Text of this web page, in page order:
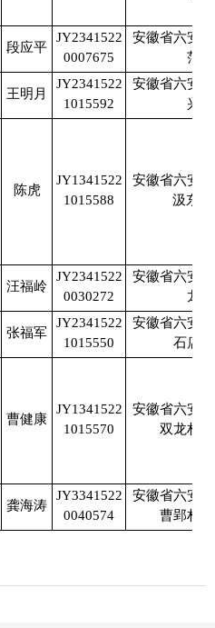
段应平
JY2341522
0007675
安徽省六安
范
王明月
JY2341522
1015592
安徽省六安
兴
陈虎
JY1341522
1015588
安徽省六安
汲东
汪福岭
JY2341522
0030272
安徽省六安
龙
张福军
JY2341522
1015550
安徽省六安
石店
曹健康
JY1341522
1015570
安徽省六安
双龙村
龚海涛
JY3341522
0040574
安徽省六安
曹郢村